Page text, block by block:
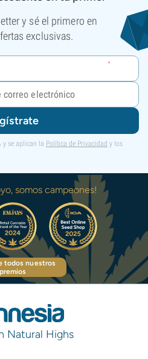
y sé el primero en
exclusivas.
y se aplican la Política de Privacidad y los
somos campeones!
todos nuestros
premios
Natural Highs